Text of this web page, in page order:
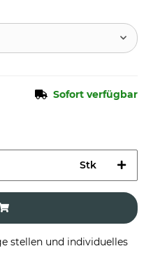
Sofort verfügbar
Stk
stellen und individuelles